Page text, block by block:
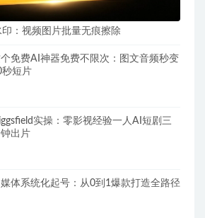
：视频图片批量无痕擦除
免费AI神器免费不限次：图文音频秒变
秒短片
实操：零影视经验一人AI短剧三
出片
媒体系统化起号：从0到1爆款打造全路径